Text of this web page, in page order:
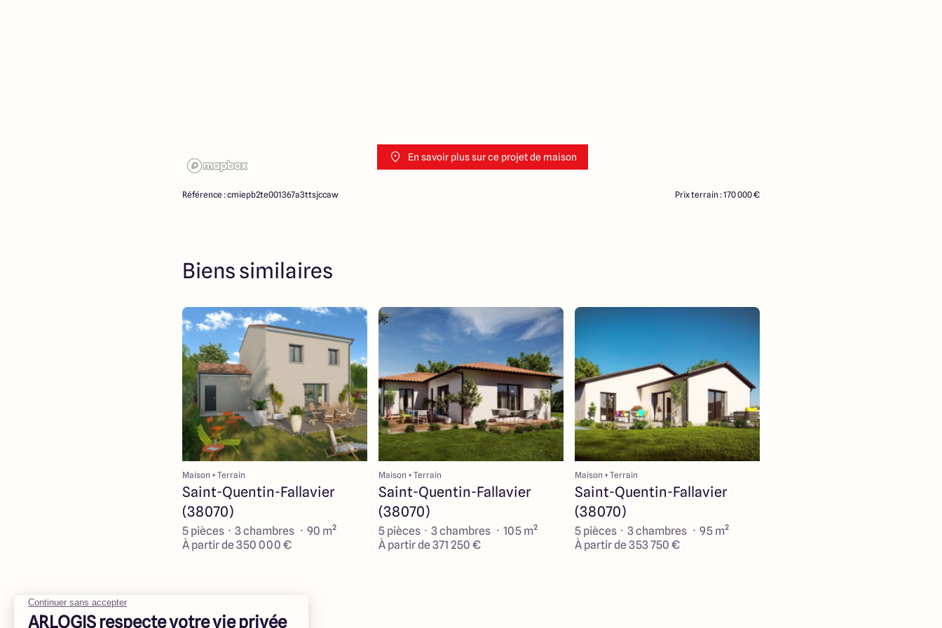
En savoir plus sur ce projet de maison
Référence : cmiepb2te001367a3ttsjccaw Prix terrain : 170 000 €
Biens similaires
Maison + Terrain
Saint-Quentin-Fallavier
(38070)
5 pièces · 3 chambres · 90 m²
À partir de 350 000 €
Maison + Terrain
Saint-Quentin-Fallavier
(38070)
5 pièces · 3 chambres · 105 m²
À partir de 371 250 €
Maison + Terrain
Saint-Quentin-Fallavier
(38070)
5 pièces · 3 chambres · 95 m²
À partir de 353 750 €